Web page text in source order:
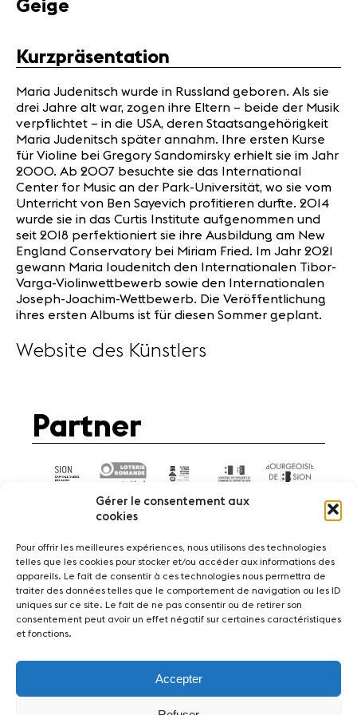
Gérer le consentement aux
cookies
Pour offrir les meilleures expériences, nous utilisons des technologies
telles que les cookies pour stocker et/ou accéder aux informations des
appareils. Le fait de consentir à ces technologies nous permettra de
traiter des données telles que le comportement de navigation ou les ID
uniques sur ce site. Le fait de ne pas consentir ou de retirer son
consentement peut avoir un effet négatif sur certaines caractéristiques
et fonctions.
Accepter
News
Konzerte
Freiwillige
Medien
Presse
Jobs
Über uns
Impressum
Kontakt
Geige
Kurzpräsentation
Maria Judenitsch wurde in Russland geboren. Als sie
drei Jahre alt war, zogen ihre Eltern – beide der Musik
verpflichtet – in die USA, deren Staatsangehörigkeit
Maria Judenitsch später annahm. Ihre ersten Kurse
für Violine bei Gregory Sandomirsky erhielt sie im Jahr
2000. Ab 2007 besuchte sie das International
Center for Music an der Park-Universität, wo sie vom
Unterricht von Ben Sayevich profitieren durfte. 2014
wurde sie in das Curtis Institute aufgenommen und
seit 2018 perfektioniert sie ihre Ausbildung am New
England Conservatory bei Miriam Fried. Im Jahr 2021
gewann Maria Ioudenitch den Internationalen Tibor-
Varga-Violinwettbewerb sowie den Internationalen
Joseph-Joachim-Wettbewerb. Die Veröffentlichung
ihres ersten Albums ist für diesen Sommer geplant.
Website des Künstlers
Partner
NewsKonzerteFreiwillige
Medien Über uns